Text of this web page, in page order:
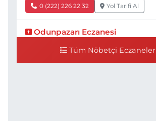
0 (222) 226 22 32 Yol Tarifi Al
Odunpazarı Eczanesi
NO:21 E TIP FAKÜLTESİ KARŞISI
Tüm Nöbetçi Eczaneler